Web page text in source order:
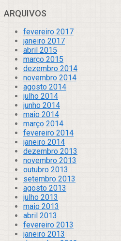
ARQUIVOS
fevereiro 2017
janeiro 2017
abril 2015
março 2015
dezembro 2014
novembro 2014
agosto 2014
julho 2014
junho 2014
maio 2014
março 2014
fevereiro 2014
janeiro 2014
dezembro 2013
novembro 2013
outubro 2013
setembro 2013
agosto 2013
julho 2013
maio 2013
abril 2013
fevereiro 2013
janeiro 2013